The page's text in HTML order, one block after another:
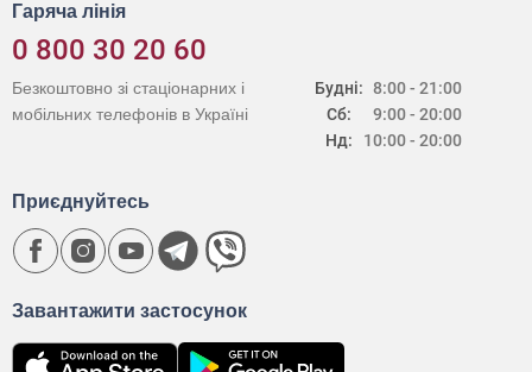
Гаряча лінія
0 800 30 20 60
Будні:
Сб:
Нд:
8:00 - 21:00
9:00 - 20:00
10:00 - 20:00
Безкоштовно зі стаціонарних і
мобільних телефонів в Україні
Завантажити застосунок
Приєднуйтесь